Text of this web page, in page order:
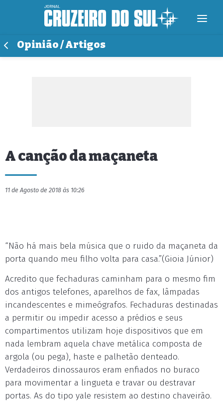
Opinião / Artigos
A canção da maçaneta
11 de Agosto de 2018 às 10:26
“Não há mais bela música que o ruido da maçaneta da
porta quando meu filho volta para casa.”(Gioia Júnior)
Acredito que fechaduras caminham para o mesmo fim
dos antigos telefones, aparelhos de fax, lâmpadas
incandescentes e mimeógrafos. Fechaduras destinadas
a permitir ou impedir acesso a prédios e seus
compartimentos utilizam hoje dispositivos que em
nada lembram aquela chave metálica composta de
argola (ou pega), haste e palhetão denteado.
Verdadeiros dinossauros eram enfiados no buraco
para movimentar a lingueta e travar ou destravar
portas. As do tipo yale resistem ao destino chaveirão.